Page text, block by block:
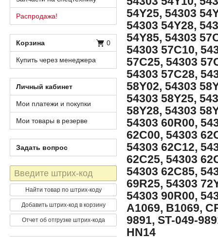
54Y25, 54303
54303 54Y28,
54Y85, 54303
54303 57C10,
57C25, 54303
54303 57C28,
58Y02, 54303
54303 58Y25,
58Y28, 54303
54303 60R00,
62C00, 54303
54303 62C12,
62C25, 54303
54303 62C85,
69R25, 54303
54303 90R00,
A1069, B1069,
9891, ST-049-
HN14
Распродажа!
Корзина 0
Купить через менеджера
Личный кабинет
Мои платежи и покупки
Мои товары в резерве
Задать вопрос
Штрих-
код
Найти товар по штрих-коду
Добавить штрих-код в корзину
Отчет об отгрузке штрих-кода